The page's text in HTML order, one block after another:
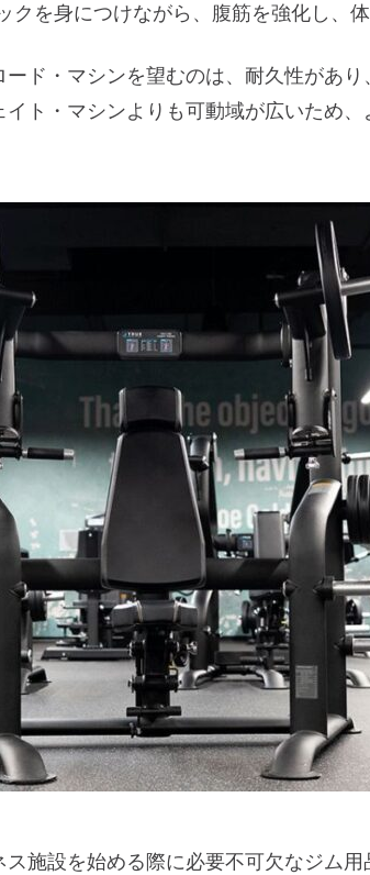
クを身につけながら、腹筋を強化し、体
ド・マシンを望むのは、耐久性があ
ト・マシンよりも可動域が広いため、
ス施設を始める際に必要不可欠なジム